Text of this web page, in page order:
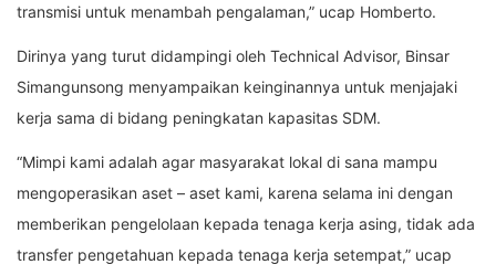
transmisi untuk menambah pengalaman,” ucap Homberto.
Dirinya yang turut didampingi oleh Technical Advisor, Binsar
Simangunsong menyampaikan keinginannya untuk menjajaki
kerja sama di bidang peningkatan kapasitas SDM.
“Mimpi kami adalah agar masyarakat lokal di sana mampu
mengoperasikan aset – aset kami, karena selama ini dengan
memberikan pengelolaan kepada tenaga kerja asing, tidak ada
transfer pengetahuan kepada tenaga kerja setempat,” ucap